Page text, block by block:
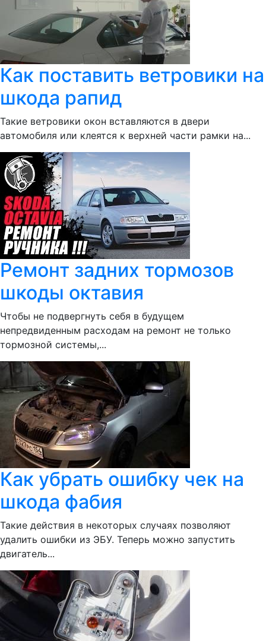
Как поставить ветровики на
шкода рапид
Такие ветровики окон вставляются в двери
автомобиля или клеятся к верхней части рамки на...
Ремонт задних тормозов
шкоды октавия
Чтобы не подвергнуть себя в будущем
непредвиденным расходам на ремонт не только
тормозной системы,...
Как убрать ошибку чек на
шкода фабия
Такие действия в некоторых случаях позволяют
удалить ошибки из ЭБУ. Теперь можно запустить
двигатель...